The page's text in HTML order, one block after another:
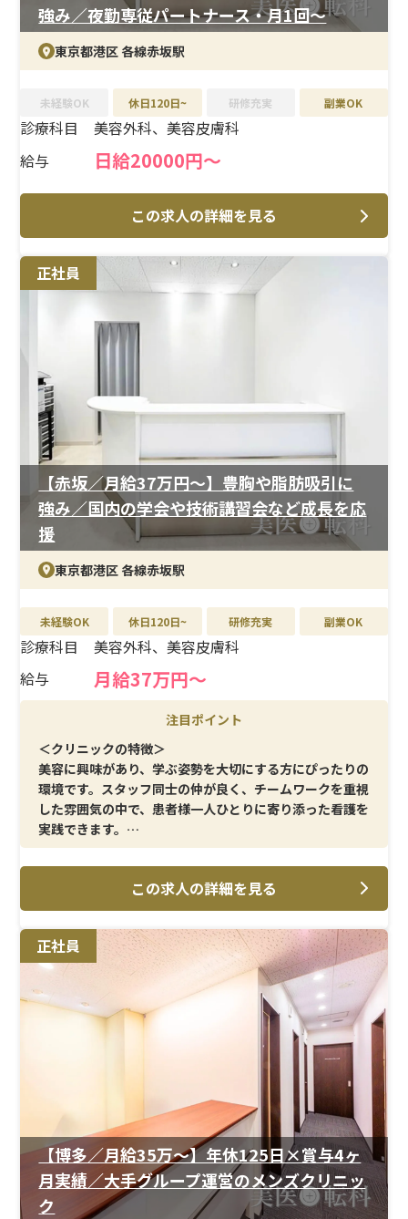
強み／夜勤専従パートナース・月1回〜
東京都港区 各線赤坂駅
未経験OK 休日120日~ 研修充実 副業OK
診療科目
美容外科、美容皮膚科
給与
日給20000円〜
この求人の詳細を見る
正社員
【赤坂／月給37万円〜】豊胸や脂肪吸引に
強み／国内の学会や技術講習会など成長を応
援
東京都港区 各線赤坂駅
未経験OK 休日120日~ 研修充実 副業OK
診療科目
美容外科、美容皮膚科
給与
月給37万円〜
注目ポイント
＜クリニックの特徴＞
美容に興味があり、学ぶ姿勢を大切にする方にぴったりの
環境です。スタッフ同士の仲が良く、チームワークを重視
した雰囲気の中で、患者様一人ひとりに寄り添った看護を
実践できます。
＜メイン施術＞
医師のオペ介助をはじめ、患者様対応や美容に関する基
本的な施術を幅広く担当します。看護師としての専門性を
活かしながら、美容領域でのスキルを磨けるのが魅力で
す。
＜研修制度＞
先輩からのOJTだけでなく、海外の一流医師による講習
や研修にも参加可能。常に最新の知識・技術に触れられ
るため、美容看護師として大きく成長できる環境です。
高水準の給与に加え、昇給・賞与やインセンティブ制度
も整備。さらに、各種社会保険や休暇制度、社内イベン
トも充実しており、安心と楽しさの両方を実感できる職場
です。
この求人の詳細を見る
正社員
【博多／月給35万〜】年休125日×賞与4ヶ
月実績／大手グループ運営のメンズクリニッ
ク